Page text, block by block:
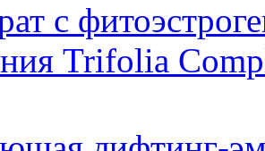
с
Trifolia